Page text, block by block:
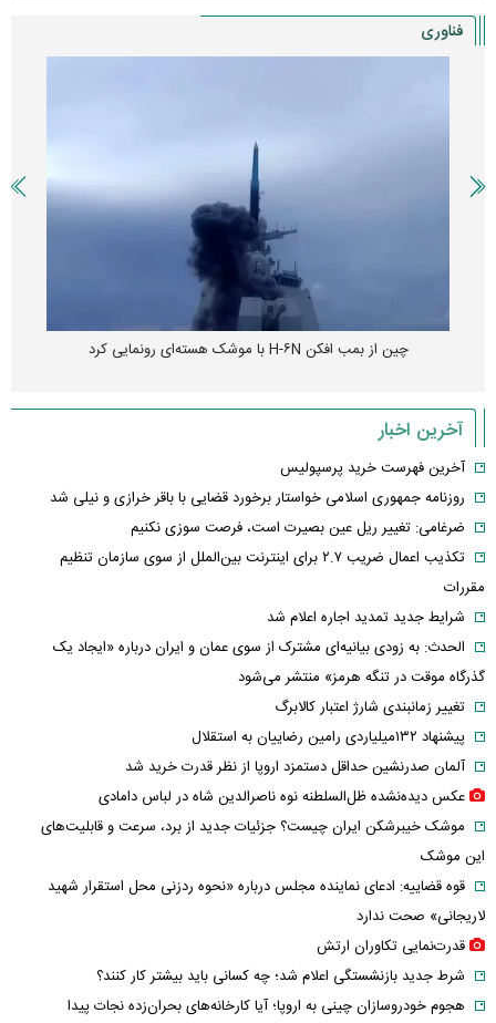
فناوری
چین از بمب افکن H-۶N با موشک هسته‌ای رونمایی کرد
آخرین اخبار
آخرین فهرست خرید پرسپولیس
روزنامه جمهوری اسلامی خواستار برخورد قضایی با باقر خرازی و نیلی شد
ضرغامی: تغییر ریل عین بصیرت است، فرصت سوزی نکنیم
تکذیب اعمال ضریب ۲.۷ برای اینترنت بین‌الملل از سوی سازمان تنظیم
مقررات
شرایط جدید تمدید اجاره اعلام شد
الحدث: به زودی بیانیه‌ای مشترک از سوی عمان و ایران درباره «ایجاد یک
گذرگاه موقت در تنگه هرمز» منتشر می‌شود
تغییر زمانبندی‌ شارژ اعتبار کالابرگ
پیشنهاد ۱۳۲میلیاردی رامین رضاییان به استقلال
آلمان صدرنشین حداقل دستمزد اروپا از نظر قدرت خرید شد
عکس دیده‌نشده ظل‌السلطنه نوه ناصرالدین شاه در لباس دامادی
موشک خیبرشکن ایران چیست؟ جزئیات جدید از برد، سرعت و قابلیت‌های
این موشک
قوه قضاییه: ادعای نماینده مجلس درباره «نحوه ردزنی محل استقرار شهید
لاریجانی» صحت ندارد
قدرت‌نمایی تکاوران ارتش
شرط جدید بازنشستگی اعلام شد؛ چه کسانی باید بیشتر کار کنند؟
هجوم خودروسازان چینی به اروپا؛ آیا کارخانه‌های بحران‌زده نجات پیدا